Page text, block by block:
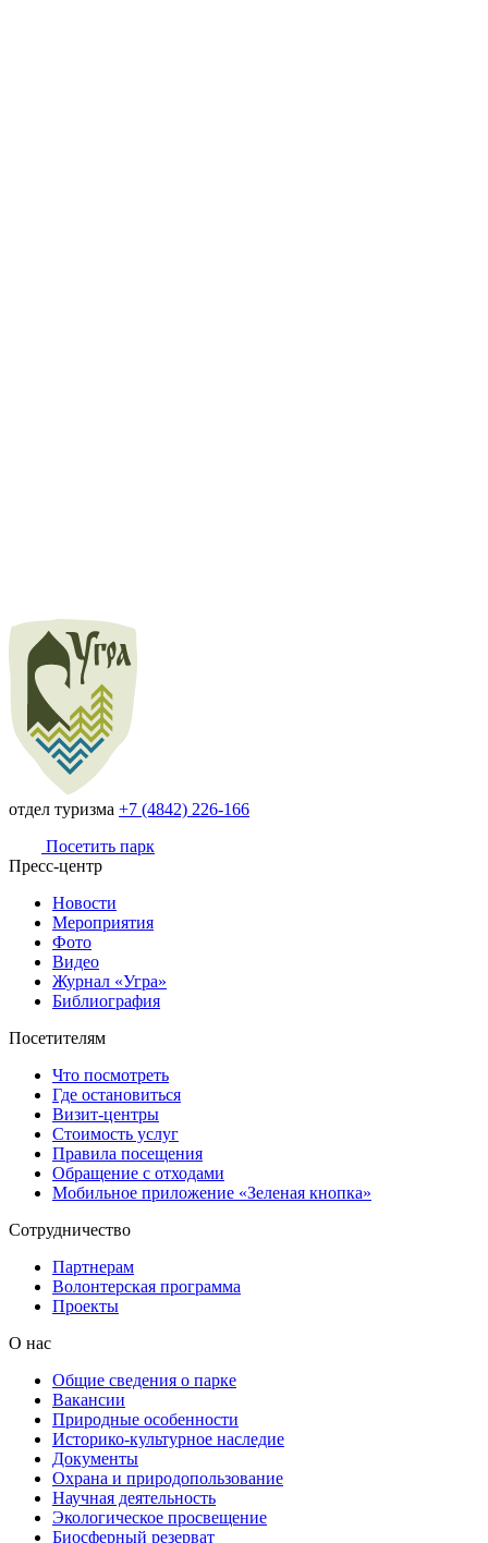
отдел туризма +7 (4842) 226-166
Посетить парк
Пресс-центр
Новости
Мероприятия
Фото
Видео
Журнал «Угра»
Библиография
Посетителям
Что посмотреть
Где остановиться
Визит-центры
Стоимость услуг
Правила посещения
Обращение с отходами
Мобильное приложение «Зеленая кнопка»
Сотрудничество
Партнерам
Волонтерская программа
Проекты
О нас
Общие сведения о парке
Вакансии
Природные особенности
Историко-культурное наследие
Документы
Охрана и природопользование
Научная деятельность
Экологическое просвещение
Биосферный резерват